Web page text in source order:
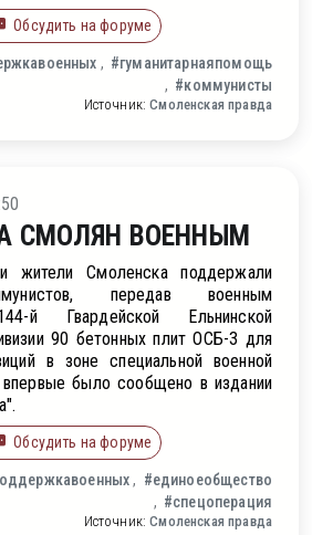
Обсудить на форуме
#гуманитарнаяпомощь
#коммунисты
Источник:Смоленская правда
СМОЛЯН ВОЕННЫМ
жители Смоленска поддержали
передав военным
й Гвардейской Ельнинской
90 бетонных плит ОСБ-3 для
в зоне специальной военной
было сообщено в издании
Обсудить на форуме
#единоеобщество
#спецоперация
Источник:Смоленская правда